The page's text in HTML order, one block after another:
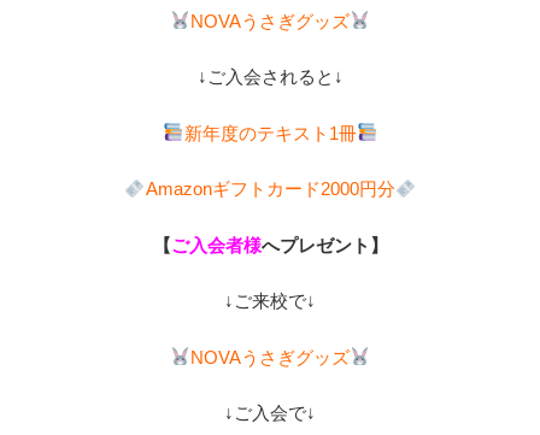
NOVAうさぎグッズ
↓ご入会されると↓
新年度のテキスト1冊
Amazonギフトカード2000円分
【ご入会者様へプレゼント】
↓ご来校で↓
NOVAうさぎグッズ
↓ご入会で↓